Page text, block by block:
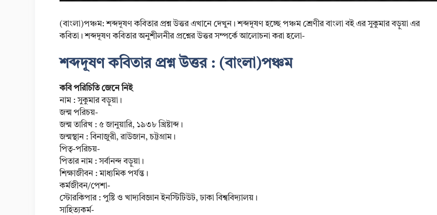
(বাংলা)পঞ্চম: শব্দদূষণ কবিতার প্রশ্ন উত্তর এখানে দেখুন। শব্দদূষণ হচ্ছে পঞ্চম শ্রেণীর বাংলা বই এর সুকুমার বড়ুয়া এর
কবিতা। শব্দদূষণ কবিতার অনুশীলনীর প্রশ্নের উত্তর সম্পর্কে আলোচনা করা হলো-
শব্দদূষণ কবিতার প্রশ্ন উত্তর : (বাংলা)পঞ্চম
কবি পরিচিতি জেনে নিই
নাম : সুকুমার বড়ুয়া।
জন্ম পরিচয়-
জন্ম তারিখ : ৫ জানুয়ারি, ১৯৩৮ খ্রিষ্টাব্দ।
জন্মস্থান : বিনাজুরী, রাউজান, চট্টগ্রাম।
পিতৃ-পরিচয়-
পিতার নাম : সর্বানন্দ বড়ুয়া।
শিক্ষাজীবন : মাধ্যমিক পর্যন্ত।
কর্মজীবন/পেশা-
স্টোরকিপার : পুষ্টি ও খাদ্যবিজ্ঞান ইনস্টিটিউট, ঢাকা বিশ্ববিদ্যালয়।
সাহিত্যকর্ম-